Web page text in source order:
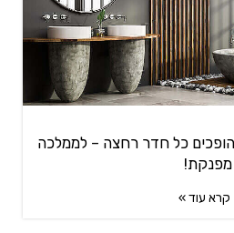
כל חדר רחצה – לממלכה
מפנקת!
קרא עוד »